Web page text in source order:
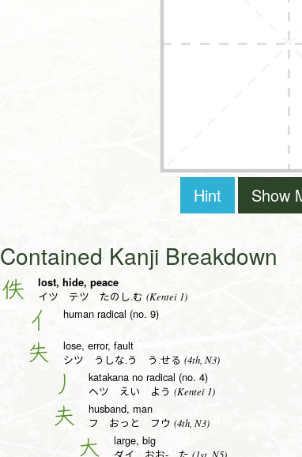
Hint Show
Contained Kanji Breakdown
佚 lost, hide, peace
イツ テツ たのし.む (Kentei 1)
亻 human radical (no. 9)
失 lose, error, fault
シツ うしな.う う.せる (4th, N3)
丿 katakana no radical (no. 4)
ヘツ えい よう (Kentei 1)
夫 husband, man
フ おっと フウ (4th, N3)
大 large, big
(1st, N5)